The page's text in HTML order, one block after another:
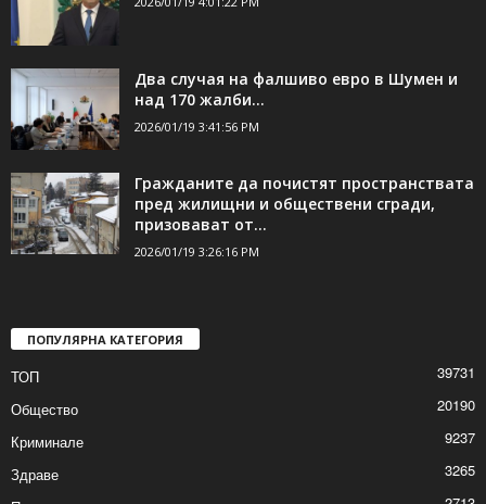
Два случая на фалшиво евро в Шумен и
над 170 жалби...
2026/01/19 3:41:56 PM
Гражданите да почистят пространствата
пред жилищни и обществени сгради,
призовават от...
2026/01/19 3:26:16 PM
ПОПУЛЯРНА КАТЕГОРИЯ
ТОП
39731
Общество
20190
Криминале
9237
Здраве
3265